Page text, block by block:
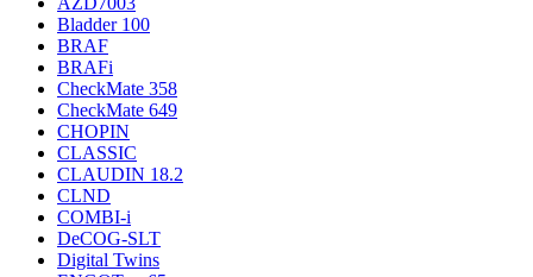
Bladder 100
BRAF
BRAFi
CheckMate 358
CheckMate 649
CHOPIN
CLASSIС
CLAUDIN 18.2
CLND
COMBI-i
DeCOG-SLT
Digital Twins